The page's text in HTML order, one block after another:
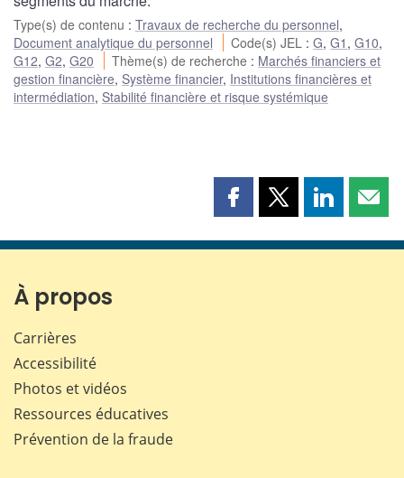
Type(s) de contenu : Travaux de recherche du personnel,
Document analytique du personnel
Code(s) JEL :G,G1 ,G10,
G12, G2, G20 Thème(s) de recherche : Marchés financiers et
gestion financière, Système financier, Institutions financières et
intermédiation, Stabilité financière et risque systémique
Partager
page
Partager
page
Partager
page page
À propos
Carrières
Accessibilité
Photos et vidéos
Ressources éducatives
Prévention de la fraude